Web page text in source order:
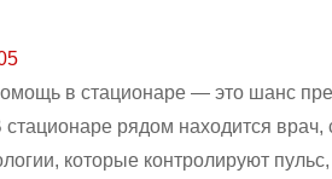
в стационаре — это шанс
рядом находится
которые контролируют